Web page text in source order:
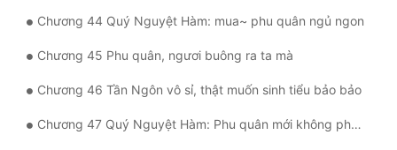
Đam Mỹ
Đẹp Hiệp
Tính Cách Nhân Vật :
Chương 44 Quý Nguyệt Hàm: mua~ phu quân ngủ ngon
Chương 45 Phu quân, ngươi buông ra ta mà
Chương 46 Tần Ngôn vô sỉ, thật muốn sinh tiểu bảo bảo
Chương 47 Quý Nguyệt Hàm: Phu quân mới không phải người như vậy, ngươi nói bậy